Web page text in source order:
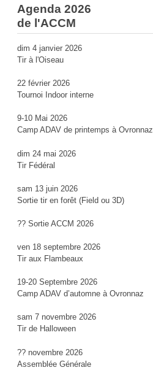
Agenda 2026
de l'ACCM
dim 4 janvier 2026
Tir à l'Oiseau
22 février 2026
Tournoi Indoor interne
9-10 Mai 2026
Camp ADAV de printemps à Ovronnaz
dim 24 mai 2026
Tir Fédéral
sam 13 juin 2026
Sortie tir en forêt (Field ou 3D)
?? Sortie ACCM 2026
ven 18 septembre 2026
Tir aux Flambeaux
19-20 Septembre 2026
Camp ADAV d’automne à Ovronnaz
sam 7 novembre 2026
Tir de Halloween
?? novembre 2026
Assemblée Générale